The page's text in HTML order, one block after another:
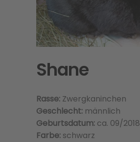
Shane
Rasse: Zwergkaninchen
Geschlecht: männlich
Geburtsdatum: ca. 09/2018
Farbe: schwarz